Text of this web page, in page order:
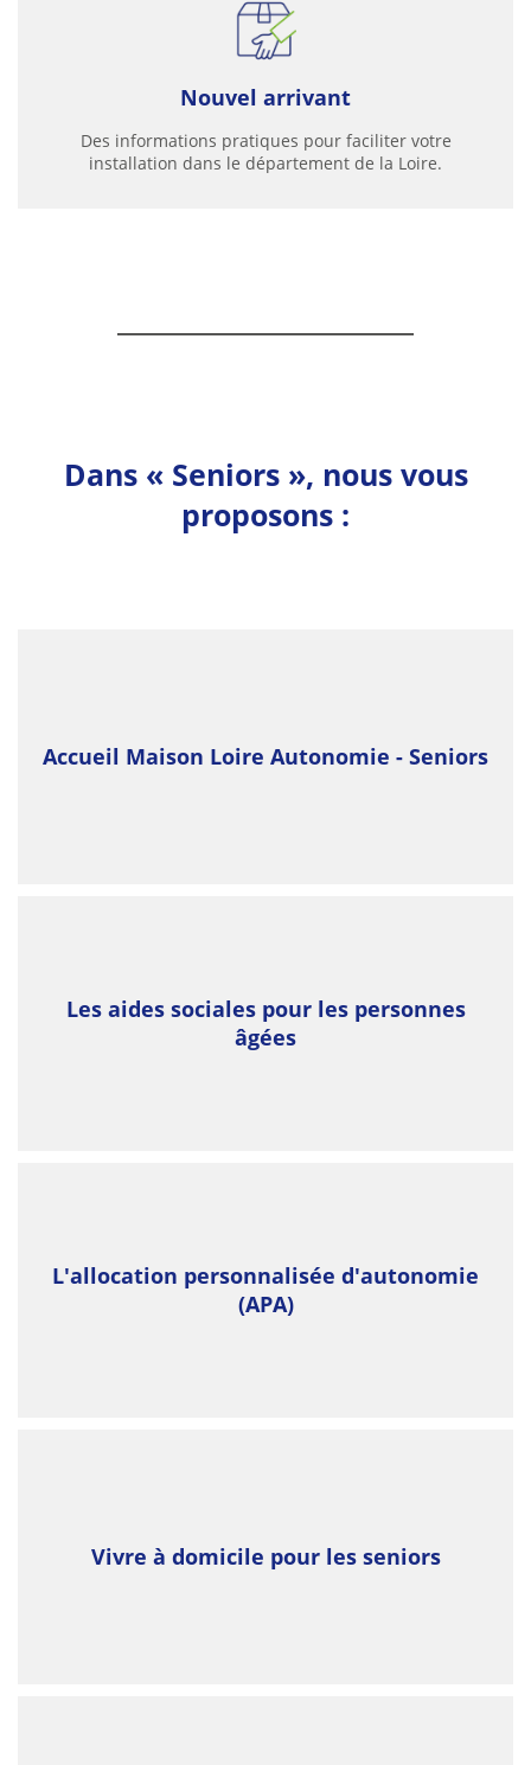
Nouvel arrivant
Des informations pratiques pour faciliter votre
installation dans le département de la Loire.
Dans « Seniors », nous vous
proposons :
Accueil Maison Loire Autonomie - Seniors
Les aides sociales pour les personnes
âgées
L'allocation personnalisée d'autonomie
(APA)
Vivre à domicile pour les seniors